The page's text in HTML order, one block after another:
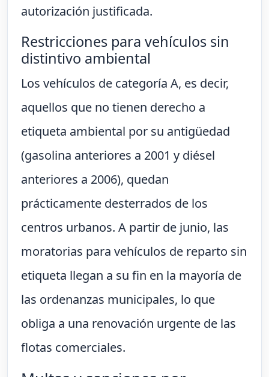
autorización justificada.
Restricciones para vehículos sin
distintivo ambiental
Los vehículos de categoría A, es decir,
aquellos que no tienen derecho a
etiqueta ambiental por su antigüedad
(gasolina anteriores a 2001 y diésel
anteriores a 2006), quedan
prácticamente desterrados de los
centros urbanos. A partir de junio, las
moratorias para vehículos de reparto sin
etiqueta llegan a su fin en la mayoría de
las ordenanzas municipales, lo que
obliga a una renovación urgente de las
flotas comerciales.